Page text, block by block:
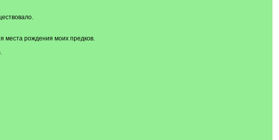
места рождения моих предков.